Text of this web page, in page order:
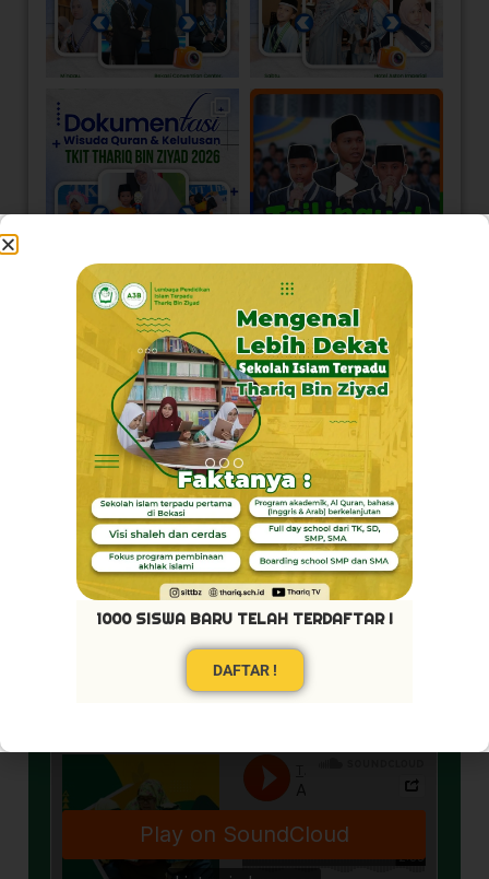
Load More Follow on Instagram
Visi Kami
1000 SISWA BARU TELAH TERDAFTAR !
DAFTAR !